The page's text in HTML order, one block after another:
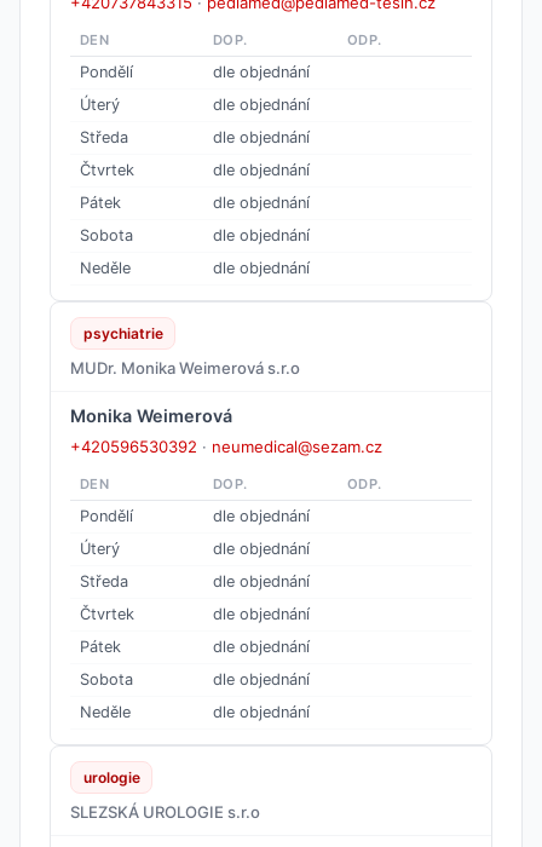
DEN DOP. ODP.
Pondělí
dle objednání
Úterý
dle objednání
Středa
dle objednání
Čtvrtek
dle objednání
Pátek
dle objednání
Sobota
dle objednání
Neděle
dle objednání
psychiatrie
MUDr. Monika Weimerová s.r.o
Monika Weimerová
+420596530392 · neumedical@sezam.cz
DEN DOP. ODP.
Pondělí
dle objednání
Úterý
dle objednání
Středa
dle objednání
Čtvrtek
dle objednání
Pátek
dle objednání
Sobota
dle objednání
Neděle
dle objednání
urologie
SLEZSKÁ UROLOGIE s.r.o